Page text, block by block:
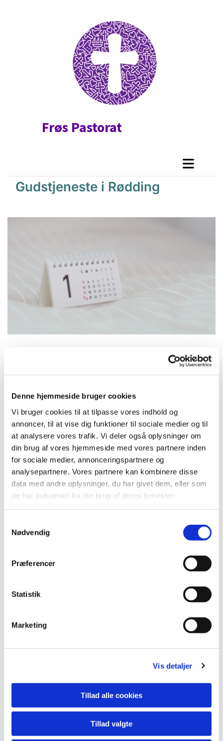
Denne hjemmeside bruger cookies
Vi bruger cookies til at tilpasse vores indhold og
annoncer, til at vise dig funktioner til sociale medier og til
at analysere vores trafik. Vi deler også oplysninger om
din brug af vores hjemmeside med vores partnere inden
for sociale medier, annonceringspartnere og
analysepartnere. Vores partnere kan kombinere disse
data med andre oplysninger, du har givet dem, eller som
de har indsamlet fra din brug af deres tjenester.
Nødvendig
Præferencer
Statistik
Marketing
Vis detaljer
Tillad alle cookies
Tillad valgte
Frøs Pastorat
Gudstjeneste i Rødding
Joanna Pedersen
Du vil måske også kunne
lide...